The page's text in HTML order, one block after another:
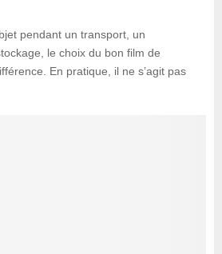
pendant un transport, un
le choix du bon film de
En pratique, il ne s’agit pas